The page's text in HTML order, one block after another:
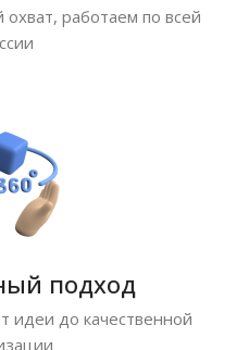
работаем по всей
подход
идеи до качественной